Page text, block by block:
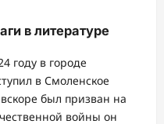
в литературе
году в городе
в Смоленское
был призван на
войны он